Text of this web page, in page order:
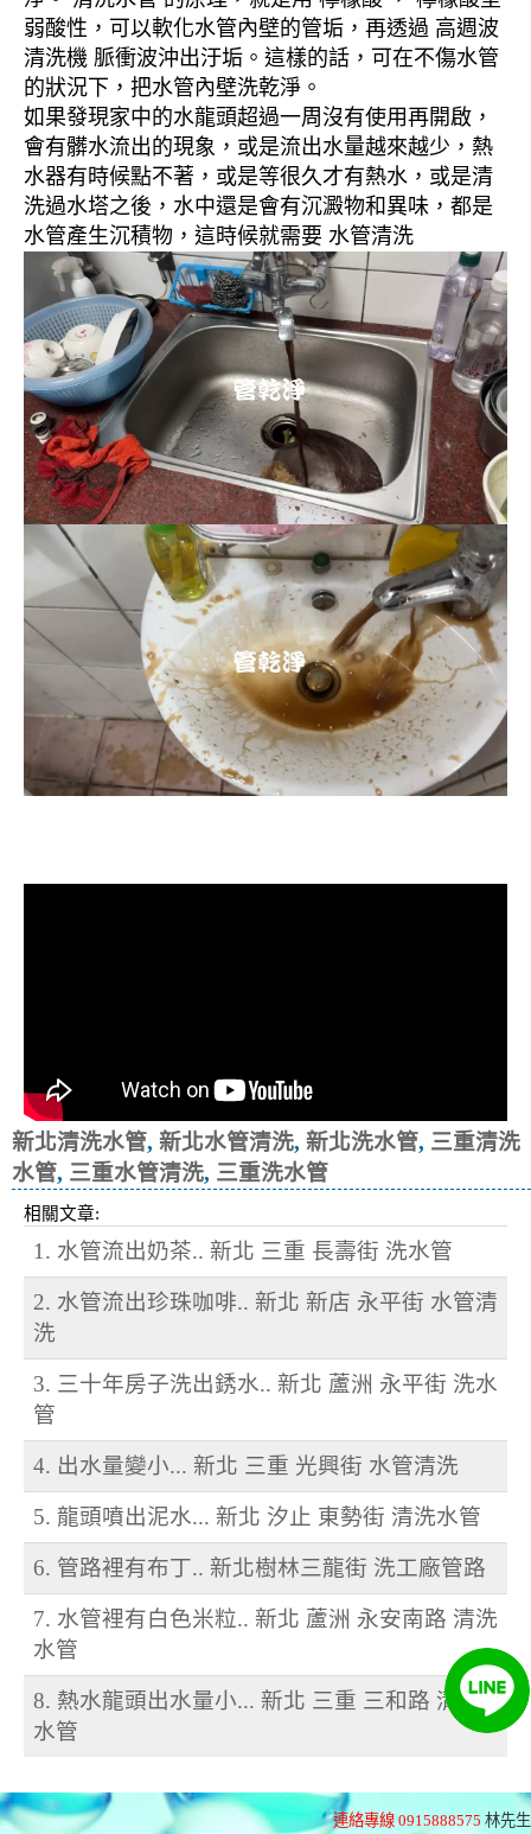
弱酸性，可以軟化水管內壁的管垢，再透過 高週波
清洗機 脈衝波沖出汙垢。這樣的話，可在不傷水管
的狀況下，把水管內壁洗乾淨。
如果發現家中的水龍頭超過一周沒有使用再開啟，
會有髒水流出的現象，或是流出水量越來越少，熱
水器有時候點不著，或是等很久才有熱水，或是清
洗過水塔之後，水中還是會有沉澱物和異味，都是
水管產生沉積物，這時候就需要 水管清洗
新北清洗水管, 新北水管清洗, 新北洗水管, 三重清洗
水管, 三重水管清洗, 三重洗水管
相關文章:
1. 水管流出奶茶.. 新北 三重 長壽街 洗水管
2. 水管流出珍珠咖啡.. 新北 新店 永平街 水管清
洗
3. 三十年房子洗出銹水.. 新北 蘆洲 永平街 洗水
管
4. 出水量變小... 新北 三重 光興街 水管清洗
5. 龍頭噴出泥水... 新北 汐止 東勢街 清洗水管
6. 管路裡有布丁.. 新北樹林三龍街 洗工廠管路
7. 水管裡有白色米粒.. 新北 蘆洲 永安南路 清洗
水管
8. 熱水龍頭出水量小... 新北 三重 三和路 清洗
水管
連絡專線 0915888575 林先生